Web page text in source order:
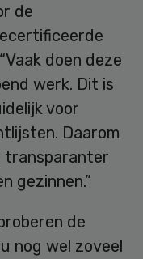
de
doen deze
werk. Dit is
voor
Daarom
transparanter
gezinnen.”
de
nog wel zoveel